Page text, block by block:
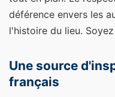
déférence envers les
l'histoire du lieu.
Une source
français